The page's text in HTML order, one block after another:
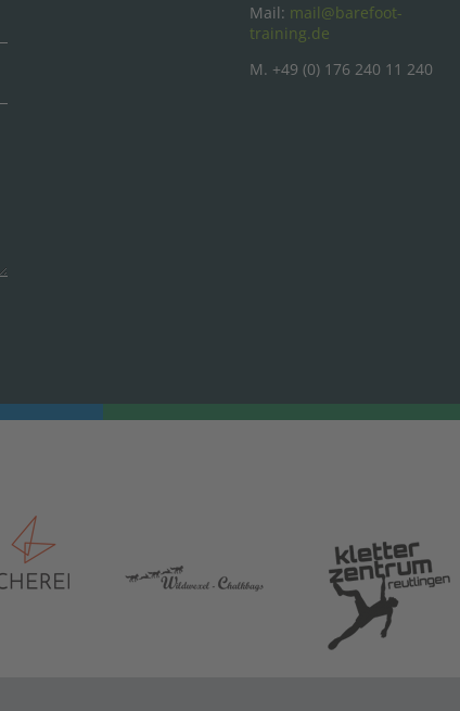
Mail: mail@barefoot-
training.de
M. +49 (0) 176 240 11 240